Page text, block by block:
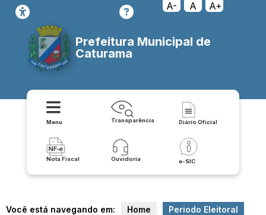
A- A A+
Prefeitura Municipal de
Caturama
Menu Transparência Diário Oficial
Nota Fiscal Ouvidoria e-SIC
Você está navegando em: Home Periodo Eleitoral